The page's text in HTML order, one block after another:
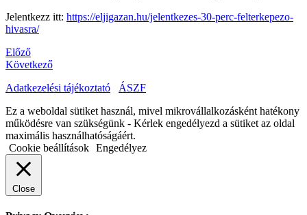
Jelentkezz itt: https://eljigazan.hu/jelentkezes-30-perc-felterkepezo-
hivasra/
Előző
Következő
Adatkezelési tájékoztató
ÁSZF
Ez a weboldal sütiket használ, mivel mikrovállalkozásként hatékony
működésre van szükségünk - Kérlek engedélyezd a sütiket az oldal
maximális használhatóságáért.
Cookie beállítások Engedélyez
Close